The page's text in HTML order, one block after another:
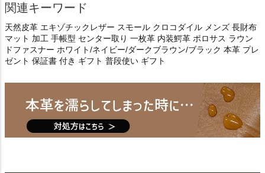
関連キーワード
天然皮革 エキゾチックレザー スモール クロコダイル メンズ 長財布
マット 加工 手帳型 センター取り 一枚革 内装鰐革 ポロサス ラウン
ドファスナー ホワイト/ネイビー/ダークブラウン/ブラック 本革 プレ
ゼント 保証書 付き ギフト 普段使い ギフト